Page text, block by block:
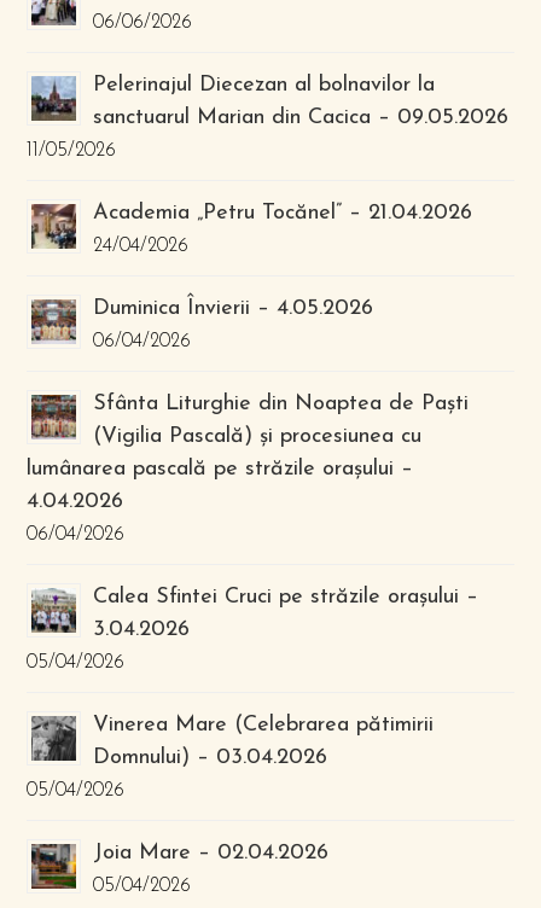
06/06/2026
Pelerinajul Diecezan al bolnavilor la
sanctuarul Marian din Cacica – 09.05.2026
11/05/2026
Academia „Petru Tocănel” – 21.04.2026
24/04/2026
Duminica Învierii – 4.05.2026
06/04/2026
Sfânta Liturghie din Noaptea de Paști
(Vigilia Pascală) și procesiunea cu
lumânarea pascală pe străzile orașului –
4.04.2026
06/04/2026
Calea Sfintei Cruci pe străzile orașului –
3.04.2026
05/04/2026
Vinerea Mare (Celebrarea pătimirii
Domnului) – 03.04.2026
05/04/2026
Joia Mare – 02.04.2026
05/04/2026